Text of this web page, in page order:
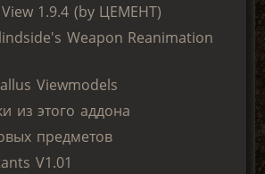
1.9.4 (by ЦЕМЕНТ)
Weapon Reanimation
Viewmodels
из этого аддона
предметов
V1.01